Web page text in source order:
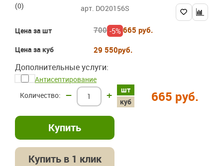
(0) арт. DO20156S
Цена за шт 700 -5% 665 руб.
Цена за куб 29 550руб.
Дополнительные услуги:
Антисептирование
шт
куб
– + 665 руб.
Купить в 1 клик